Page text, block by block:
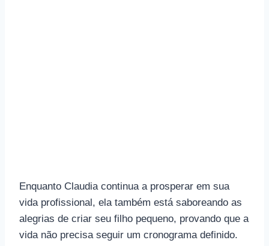
Enquanto Claudia continua a prosperar em sua
vida profissional, ela também está saboreando as
alegrias de criar seu filho pequeno, provando que a
vida não precisa seguir um cronograma definido.